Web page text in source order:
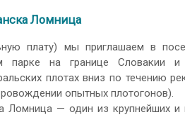
Ломница
плату) мы приглашаем в
парке на границе
плотах вниз по течению
опытных плотогонов).
Ломница — один из крупнейших и